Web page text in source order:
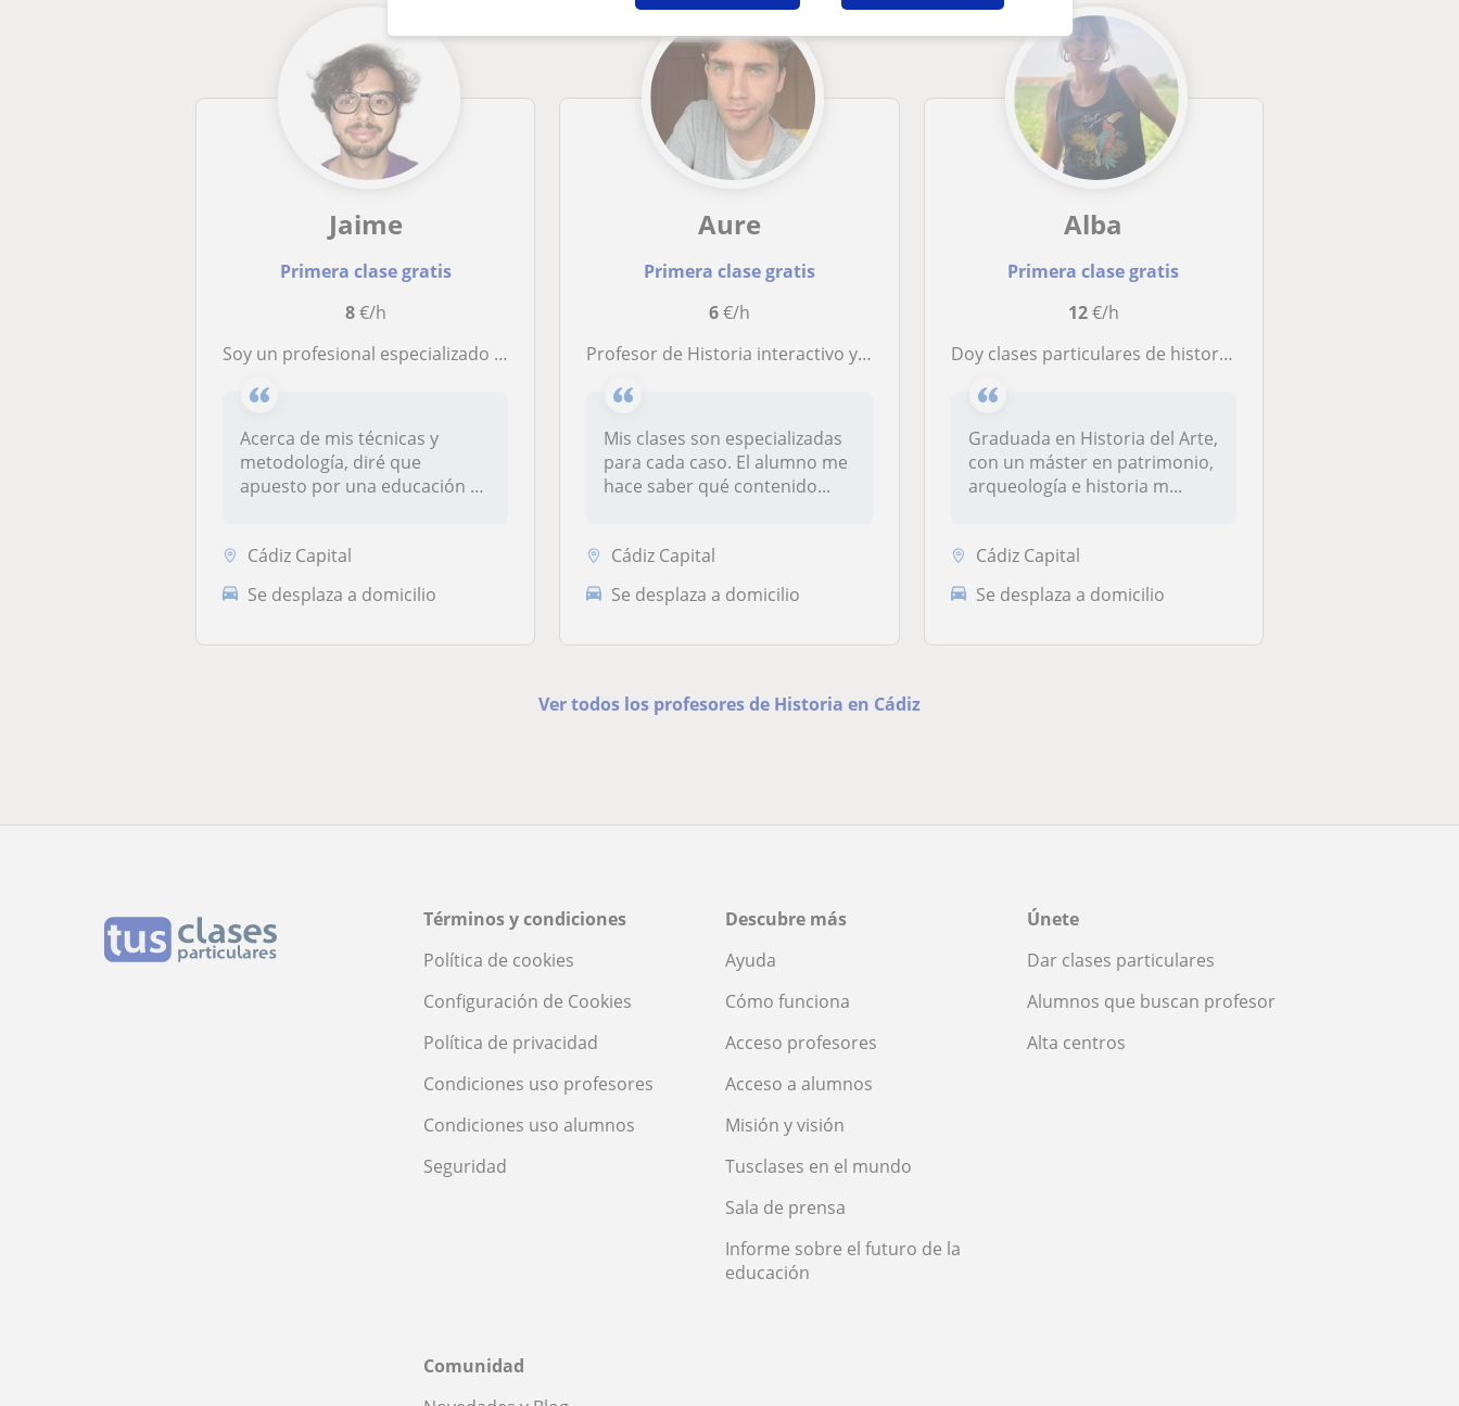
Jaime
Primera clase gratis
8€/h
Soy un profesional especializado en Geografía e Historia, con interés en las Ciencias Sociales y las Humanidades en general.
Acerca de mis técnicas y
metodología, diré que
apuesto por una educación en
Cádiz Capital
Se desplaza a domicilio
Aure
Primera clase gratis
6€/h
Profesor de Historia interactivo y agradable que te hará aprender sobre esta materia sin tocar un apunte.
Mis clases son especializadas
para cada caso. El alumno me
hace saber qué contenido...
Cádiz Capital
Se desplaza a domicilio
Alba
Primera clase gratis
12€/h
Doy clases particulares de historia e historia del arte
Graduada en Historia del Arte,
con un máster en patrimonio,
arqueología e historia m...
Cádiz Capital
Se desplaza a domicilio
Ver todos los profesores de Historia en Cádiz
Términos y condiciones
Política de cookies
Configuración de Cookies
Política de privacidad
Condiciones uso profesores
Condiciones uso alumnos
Seguridad
Descubre más
Ayuda
Cómo funciona
Acceso profesores
Acceso a alumnos
Misión y visión
Tusclases en el mundo
Sala de prensa
Informe sobre el futuro de la
educación
Únete
Dar clases particulares
Alumnos que buscan profesor
Alta centros
Comunidad